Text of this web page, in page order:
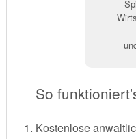
So
Kostenlose